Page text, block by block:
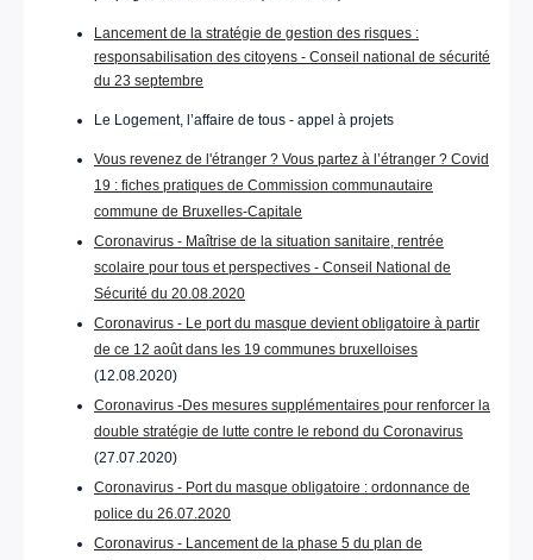
Lancement de la stratégie de gestion des risques :
responsabilisation des citoyens - Conseil national de sécurité
du 23 septembre
Le Logement, l’affaire de tous - appel à projets
Vous revenez de l'étranger ? Vous partez à l’étranger ? Covid
19 : fiches pratiques de Commission communautaire
commune de Bruxelles-Capitale
Coronavirus - Maîtrise de la situation sanitaire, rentrée
scolaire pour tous et perspectives - Conseil National de
Sécurité du 20.08.2020
Coronavirus - Le port du masque devient obligatoire à partir
de ce 12 août dans les 19 communes bruxelloises
(12.08.2020)
Coronavirus -Des mesures supplémentaires pour renforcer la
double stratégie de lutte contre le rebond du Coronavirus
(27.07.2020)
Coronavirus - Port du masque obligatoire : ordonnance de
police du 26.07.2020
Coronavirus - Lancement de la phase 5 du plan de